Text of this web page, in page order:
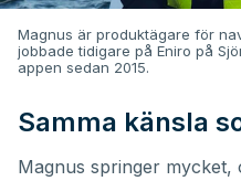
Magnus är produktägare för
jobbade tidigare på Eniro på
appen sedan 2015.
Samma känsla
Magnus springer mycket,